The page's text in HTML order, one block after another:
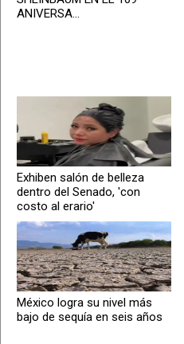
ANIVERSA...
Exhiben salón de belleza
dentro del Senado, 'con
costo al erario'
México logra su nivel más
bajo de sequía en seis años